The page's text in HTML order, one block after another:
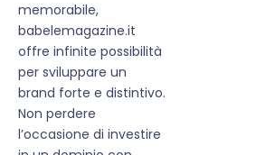
memorabile,
babelemagazine.it
offre infinite possibilità
per sviluppare un
brand forte e distintivo.
Non perdere
l’occasione di investire